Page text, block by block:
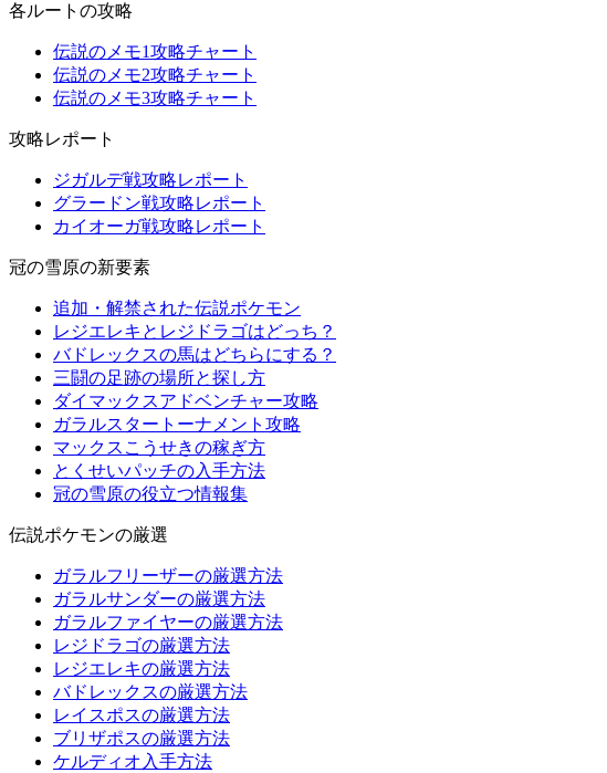
各ルートの攻略
伝説のメモ1攻略チャート
伝説のメモ2攻略チャート
伝説のメモ3攻略チャート
攻略レポート
ジガルデ戦攻略レポート
グラードン戦攻略レポート
カイオーガ戦攻略レポート
冠の雪原の新要素
追加・解禁された伝説ポケモン
レジエレキとレジドラゴはどっち？
バドレックスの馬はどちらにする？
三闘の足跡の場所と探し方
ダイマックスアドベンチャー攻略
ガラルスタートーナメント攻略
マックスこうせきの稼ぎ方
とくせいパッチの入手方法
冠の雪原の役立つ情報集
伝説ポケモンの厳選
ガラルフリーザーの厳選方法
ガラルサンダーの厳選方法
ガラルファイヤーの厳選方法
レジドラゴの厳選方法
レジエレキの厳選方法
バドレックスの厳選方法
レイスポスの厳選方法
ブリザポスの厳選方法
ケルディオ入手方法